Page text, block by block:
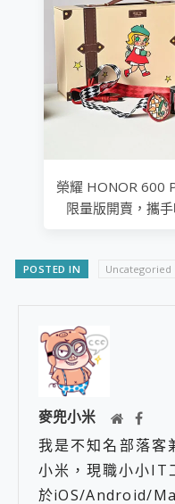
榮耀 HONOR 600
限量版開賣，攜
POSTED IN Uncategoried
麥兜小米
我是不知名部落客
小米，現職小小IT
於iOS/Android/